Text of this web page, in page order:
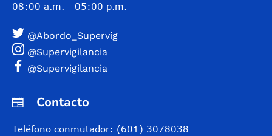
08:00 a.m. - 05:00 p.m.
@Abordo_Supervig
@Supervigilancia
@Supervigilancia
Contacto
Teléfono conmutador: (601) 3078038